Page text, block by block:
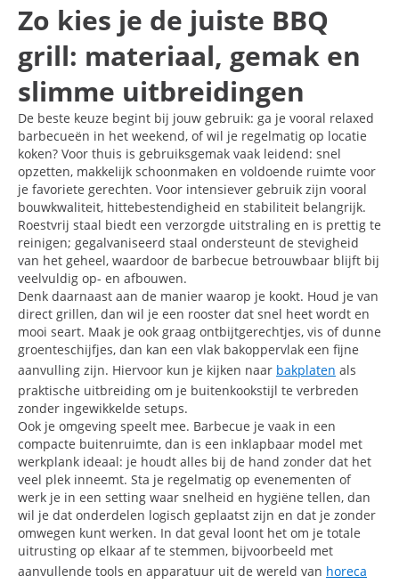
Zo kies je de juiste BBQ
grill: materiaal, gemak en
slimme uitbreidingen
De beste keuze begint bij jouw gebruik: ga je vooral relaxed
barbecueën in het weekend, of wil je regelmatig op locatie
koken? Voor thuis is gebruiksgemak vaak leidend: snel
opzetten, makkelijk schoonmaken en voldoende ruimte voor
je favoriete gerechten. Voor intensiever gebruik zijn vooral
bouwkwaliteit, hittebestendigheid en stabiliteit belangrijk.
Roestvrij staal biedt een verzorgde uitstraling en is prettig te
reinigen; gegalvaniseerd staal ondersteunt de stevigheid
van het geheel, waardoor de barbecue betrouwbaar blijft bij
veelvuldig op- en afbouwen.
Denk daarnaast aan de manier waarop je kookt. Houd je van
direct grillen, dan wil je een rooster dat snel heet wordt en
mooi seart. Maak je ook graag ontbijtgerechtjes, vis of dunne
groenteschijfjes, dan kan een vlak bakoppervlak een fijne
aanvulling zijn. Hiervoor kun je kijken naar bakplaten als
praktische uitbreiding om je buitenkookstijl te verbreden
zonder ingewikkelde setups.
Ook je omgeving speelt mee. Barbecue je vaak in een
compacte buitenruimte, dan is een inklapbaar model met
werkplank ideaal: je houdt alles bij de hand zonder dat het
veel plek inneemt. Sta je regelmatig op evenementen of
werk je in een setting waar snelheid en hygiëne tellen, dan
wil je dat onderdelen logisch geplaatst zijn en dat je zonder
omwegen kunt werken. In dat geval loont het om je totale
uitrusting op elkaar af te stemmen, bijvoorbeeld met
aanvullende tools en apparatuur uit de wereld van horeca